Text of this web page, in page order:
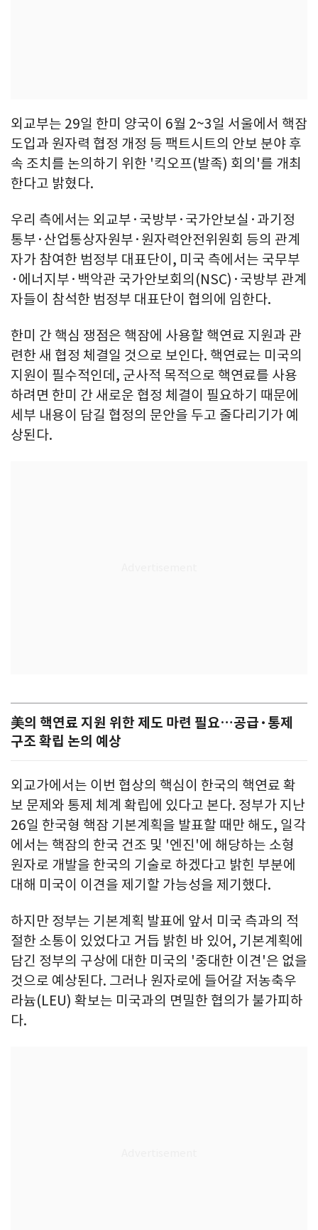
외교부는 29일 한미 양국이 6월 2~3일 서울에서 핵잠
도입과 원자력 협정 개정 등 팩트시트의 안보 분야 후
속 조치를 논의하기 위한 '킥오프(발족) 회의'를 개최
한다고 밝혔다.
우리 측에서는 외교부·국방부·국가안보실·과기정
통부·산업통상자원부·원자력안전위원회 등의 관계
자가 참여한 범정부 대표단이, 미국 측에서는 국무부
·에너지부·백악관 국가안보회의(NSC)·국방부 관계
자들이 참석한 범정부 대표단이 협의에 임한다.
한미 간 핵심 쟁점은 핵잠에 사용할 핵연료 지원과 관
련한 새 협정 체결일 것으로 보인다. 핵연료는 미국의
지원이 필수적인데, 군사적 목적으로 핵연료를 사용
하려면 한미 간 새로운 협정 체결이 필요하기 때문에
세부 내용이 담길 협정의 문안을 두고 줄다리기가 예
상된다.
美의 핵연료 지원 위한 제도 마련 필요…공급·통제
구조 확립 논의 예상
외교가에서는 이번 협상의 핵심이 한국의 핵연료 확
보 문제와 통제 체계 확립에 있다고 본다. 정부가 지난
26일 한국형 핵잠 기본계획을 발표할 때만 해도, 일각
에서는 핵잠의 한국 건조 및 '엔진'에 해당하는 소형
원자로 개발을 한국의 기술로 하겠다고 밝힌 부분에
대해 미국이 이견을 제기할 가능성을 제기했다.
하지만 정부는 기본계획 발표에 앞서 미국 측과의 적
절한 소통이 있었다고 거듭 밝힌 바 있어, 기본계획에
담긴 정부의 구상에 대한 미국의 '중대한 이견'은 없을
것으로 예상된다. 그러나 원자로에 들어갈 저농축우
라늄(LEU) 확보는 미국과의 면밀한 협의가 불가피하
다.